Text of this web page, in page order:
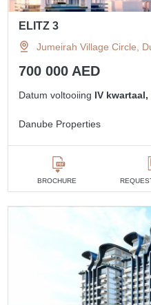
ELITZ 3
Jumeirah Village Circle,
700 000 AED
Datum voltooiing IV
Danube Properties
BROCHURE